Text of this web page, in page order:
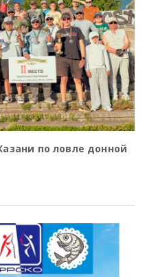
по ловле донной